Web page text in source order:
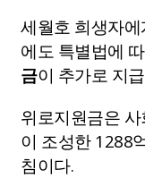
세월호 희생자
에도 특별법에
금이 추가로 지
위로지원금은
이 조성한 1288
침이다.